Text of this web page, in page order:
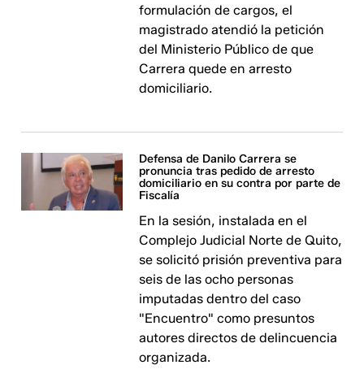
formulación de cargos, el
magistrado atendió la petición
del Ministerio Público de que
Carrera quede en arresto
domiciliario.
Defensa de Danilo Carrera se
pronuncia tras pedido de arresto
domiciliario en su contra por parte de
Fiscalía
En la sesión, instalada en el
Complejo Judicial Norte de Quito,
se solicitó prisión preventiva para
seis de las ocho personas
imputadas dentro del caso
"Encuentro" como presuntos
autores directos de delincuencia
organizada.